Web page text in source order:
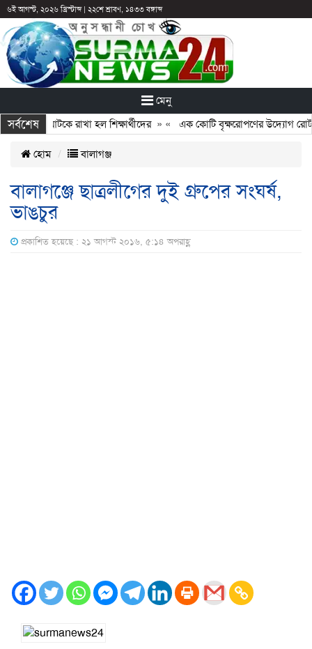
৬ই আগস্ট, ২০২৬ খ্রিস্টাব্দ| ২২শে শ্রাবণ, ১৪৩৩ বঙ্গাব্দ
মেনু
সর্বশেষ
পরও আটকে রাখা হল শিক্ষার্থীদের» «এক কোটি বৃক্ষরোপণের উদ্যোগ
হোম বালাগঞ্জ
বালাগঞ্জে ছাত্রলীগের দুই গ্রুপের সংঘর্ষ,
ভাঙচুর
প্রকাশিত হয়েছে : ২১ আগস্ট ২০১৬, ৫:১৪ অপরাহ্ণ